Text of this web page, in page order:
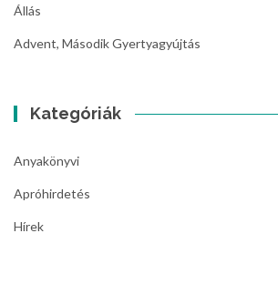
Állás
Advent, Második Gyertyagyújtás
Kategóriák
Anyakönyvi
Apróhirdetés
Hírek